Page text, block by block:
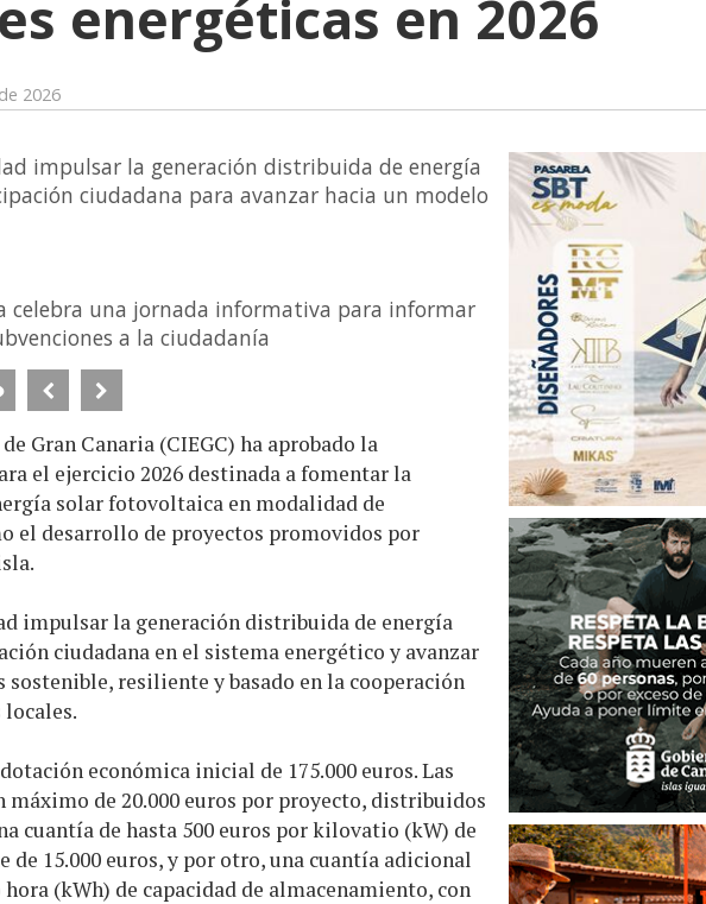
energéticas en 2026
2026
impulsar la generación distribuida de energía
ciudadana para avanzar hacia un modelo
celebra una jornada informativa para informar
a la ciudadanía
Gran Canaria (CIEGC) ha aprobado la
el ejercicio 2026 destinada a fomentar la
solar fotovoltaica en modalidad de
el desarrollo de proyectos promovidos por
impulsar la generación distribuida de energía
ciudadana en el sistema energético y avanzar
resiliente y basado en la cooperación
económica inicial de 175.000 euros. Las
máximo de 20.000 euros por proyecto, distribuidos
cuantía de hasta 500 euros por kilovatio (kW) de
15.000 euros, y por otro, una cuantía adicional
(kWh) de capacidad de almacenamiento, con